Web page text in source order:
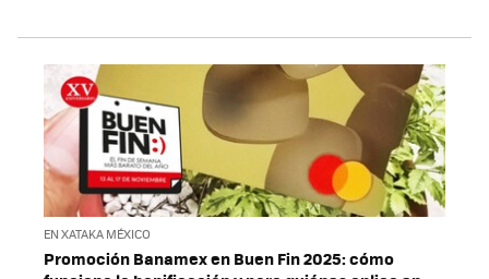
EN XATAKA MÉXICO
Promoción Banamex en Buen Fin 2025: cómo